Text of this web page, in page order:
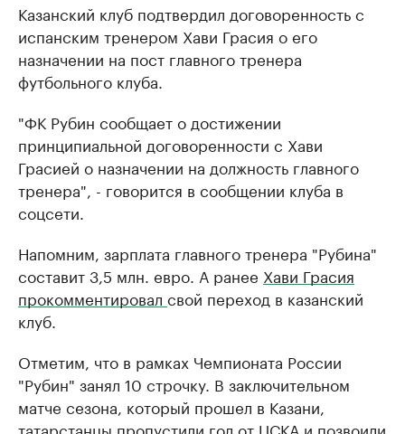
Казанский клуб подтвердил договоренность с
испанским тренером Хави Грасия о его
назначении на пост главного тренера
футбольного клуба.
"ФК Рубин сообщает о достижении
принципиальной договоренности с Хави
Грасией о назначении на должность главного
тренера", - говорится в сообщении клуба в
соцсети.
Напомним, зарплата главного тренера "Рубина"
составит 3,5 млн. евро. А ранее Хави Грасия
прокомментировал свой переход в казанский
клуб.
Отметим, что в рамках Чемпионата России
"Рубин" занял 10 строчку. В заключительном
матче сезона, который прошел в Казани,
татарстанцы пропустили гол от ЦСКА и позвоили